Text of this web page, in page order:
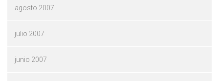
agosto 2007
julio 2007
junio 2007